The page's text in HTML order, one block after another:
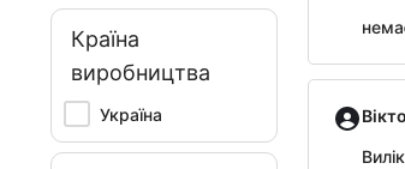
Країна
виробництва
Україна